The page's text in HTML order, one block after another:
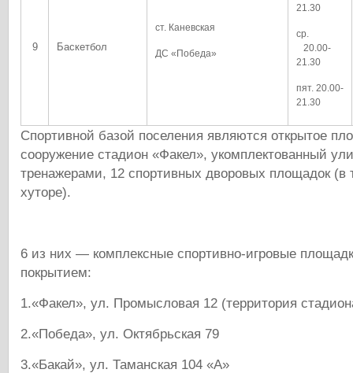
9 Баскетбол
ст. Каневская
ДС «Победа»
21.30
ср.
20.00-
21.30
пят. 20.00-
21.30
Спортивной базой поселения являются открытое
сооружение стадион «Факел», укомплектованный
тренажерами, 12 спортивных дворовых площадок (в
хуторе).
6 из них — комплексные спортивно-игровые
покрытием:
1.«Факел», ул. Промысловая 12 (территория
2.«Победа», ул. Октябрьская 79
3.«Бакай», ул. Таманская 104 «А»